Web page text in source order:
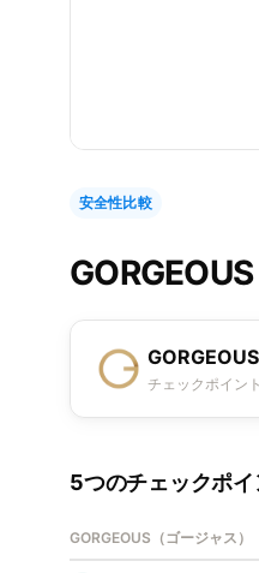
安全性比較
チェックポイン
5つのチェックポ
GORGEOUS（ゴージャス）